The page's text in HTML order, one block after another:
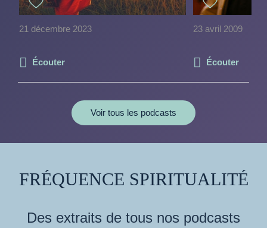
21 décembre 2023
Écouter
23 avril 2009
Écouter
Voir tous les podcasts
FRÉQUENCE SPIRITUALITÉ
Des extraits de tous nos podcasts